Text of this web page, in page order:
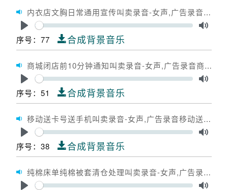
内衣店文胸日常通用宣传叫卖录音-女声,广告录音内衣店文胸日常通用宣传,广告配音内衣店文胸日常通用宣传
Seek
序号：77 合成背景音乐
商城闭店前10分钟通知叫卖录音-女声,广告录音商城闭店前10分钟通知,广告配音商城闭店前10分钟通知
Seek
序号：51 合成背景音乐
移动送卡号送手机叫卖录音-女声,广告录音移动送卡号送手机,广告配音移动送卡号送手机
Seek
序号：38 合成背景音乐
纯棉床单纯棉被套清仓处理叫卖录音-女声,广告录音纯棉床单纯棉被套清仓处理,广告配音纯棉床单纯棉被套清仓处理
Seek